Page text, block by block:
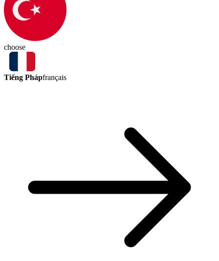
choose
Tiếng Phápfrançais